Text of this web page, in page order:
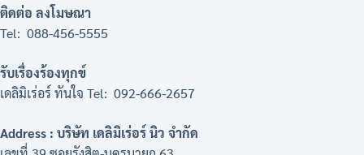
ติดต่อ ลงโมษณา
Tel: 088-456-5555
รับเรื่องร้องทุกข์
เดลิมิเร่อร์ ทันใจ Tel: 092-666-2657
Address : บริษัท เดลิมิเร่อร์ นิว จำกัด